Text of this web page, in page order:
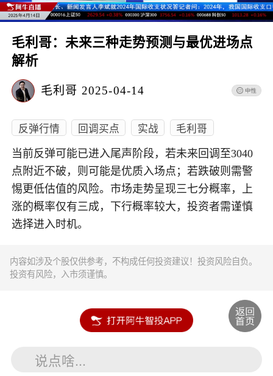
毛利哥：未来三种走势预测与最优进场点
解析
毛利哥 2025-04-14
反弹行情 回调买点 实战 毛利哥
当前反弹可能已进入尾声阶段，若未来回调至3040
点附近不破，则可能是优质入场点；若跌破则需警
惕更低估值的风险。市场走势呈现三七分概率，上
涨的概率仅有三成，下行概率较大，投资者需谨慎
选择进入时机。
内容如涉及个股仅供参考，不构成任何投资建议！投资风险自负。
投资有风险，入市须谨慎。
说点啥...